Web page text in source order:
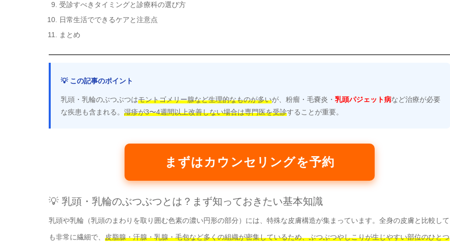
受診すべきタイミングと診療科の選び方
日常生活でできるケアと注意点
まとめ
💡 この記事のポイント
乳頭・乳輪のぶつぶつはモントゴメリー腺など生理的なものが多いが、粉瘤・毛嚢炎・ 乳頭パジェット病など治療が必要
な疾患も含まれる。 湿疹が3〜4週間以上改善しない場合は専門医を受診することが重要。
まずはカウンセリングを予約
💡 乳頭・乳輪のぶつぶつとは？まず知っておきたい基本知識
乳頭や乳輪（乳頭のまわりを取り囲む色素の濃い円形の部分）には、特殊な皮膚構造が集まっています。全身の皮膚と比較して
も非常に繊細で、 皮脂腺・汗腺・乳腺・毛包など多くの組織が密集しているため、ぶつぶつやしこりが生じやすい部位のひとつ